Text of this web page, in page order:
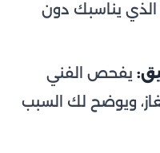
يناسبك دون
يفحص الفني
ويوضح لك السبب